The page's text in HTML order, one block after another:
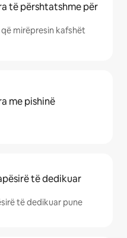
të përshtatshme për
që mirëpresin kafshët
me pishinë
të dedikuar
të dedikuar pune